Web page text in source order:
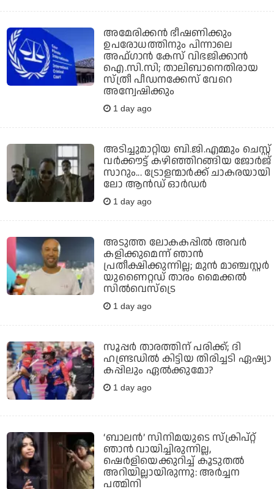
അമേരിക്കന്‍ ഭീഷണിക്കും
ഉപരോധത്തിനും പിന്നാലെ
അഫ്ഗാന്‍ കേസ് വിഭജിക്കാന്‍
ഐ.സി.സി; താലിബാനെതിരായ
സ്ത്രീ പീഡനക്കേസ് വേറെ
അന്വേഷിക്കും
1 day ago
അടിച്ചുമാറ്റിയ ബി.ജി.എമ്മും ചെസ്റ്റ്
വര്‍ക്കൗട്ട് കഴിഞ്ഞിറങ്ങിയ ജോര്‍ജ്
സാറും... ട്രോളന്മാര്‍ക്ക് ചാകരയായി
ലോ ആന്‍ഡ് ഓര്‍ഡര്‍
1 day ago
അടുത്ത ലോകകപ്പില്‍ അവര്‍
കളിക്കുമെന്ന് ഞാന്‍
പ്രതീക്ഷിക്കുന്നില്ല; മുന്‍ മാഞ്ചസ്റ്റര്‍
യുണൈറ്റഡ് താരം മൈക്കൽ
സില്‍വെസ്‌ട്രെ
1 day ago
സൂപ്പര്‍ താരത്തിന് പരിക്ക്; ദി
ഹണ്ട്രഡില്‍ കിട്ടിയ തിരിച്ചടി ഏഷ്യാ
കപ്പിലും ഏല്‍ക്കുമോ?
1 day ago
‘ബാലൻ’ സിനിമയുടെ സ്ക്രിപ്റ്റ്
ഞാൻ വായിച്ചിരുന്നില്ല,
ഷെർളിയെക്കുറിച്ച് കൂടുതൽ
അറിയില്ലായിരുന്നു: അർച്ചന
പത്മിനി